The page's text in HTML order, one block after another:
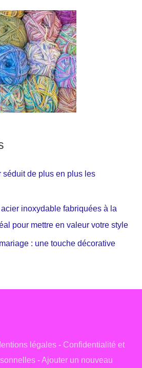
de plus en plus les
inoxydable fabriquées à la
pour mettre en valeur votre style
: une touche décorative
légales- Confidentialité et
-Ajouter un nouveau